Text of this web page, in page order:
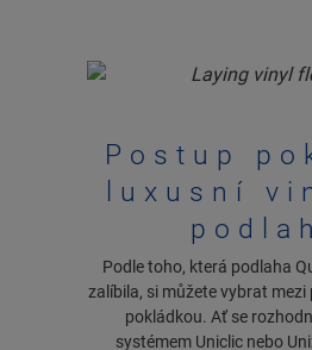
Postup
luxusní
Podle toho, která podlaha
zalíbila, si můžete vybrat mezi
pokládkou. Ať se
systémem Uniclic nebo